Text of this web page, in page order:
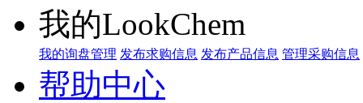
我的LookChem
我的询盘管理 发布求购信息 发布产品信息 管理采购信息
帮助中心